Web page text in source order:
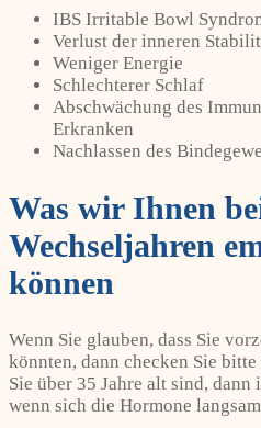
IBS Irritable Bowl
Verlust der inneren
Weniger Energie
Schlechterer Schlaf
Abschwächung des
Erkranken
Nachlassen des
Was wir Ihnen
Wechseljahren
können
Wenn Sie glauben, dass Sie
könnten, dann checken Sie
Sie über 35 Jahre alt sind,
wenn sich die Hormone